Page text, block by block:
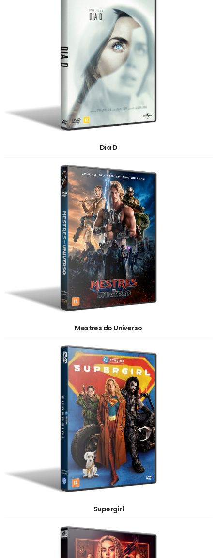
Dia D
Mestres do Universo
Supergirl